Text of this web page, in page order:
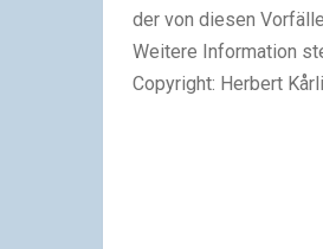
der von diesen
Weitere Information
Copyright: Herbert